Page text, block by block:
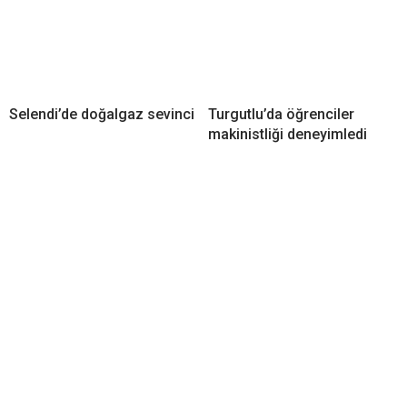
Selendi’de doğalgaz sevinci
Turgutlu’da öğrenciler
makinistliği deneyimledi